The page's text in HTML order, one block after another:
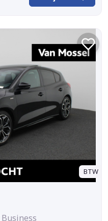
BTW
Business